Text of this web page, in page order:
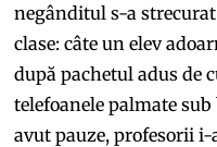
negânditul s-a
clase: câte un elev
după pachetul adus de
telefoanele palmate
avut pauze, profesorii